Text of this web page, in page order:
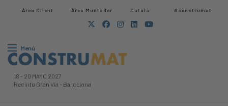
Àrea Client Àrea Muntador​ Català #construmat
Menú
18 - 20 MAYO 2027
Recinto Gran Via - Barcelona